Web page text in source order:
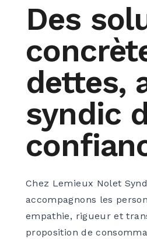
Des
dettes,
syndic
Chez Lemieux Nolet
accompagnons les
empathie, rigueur et
proposition de